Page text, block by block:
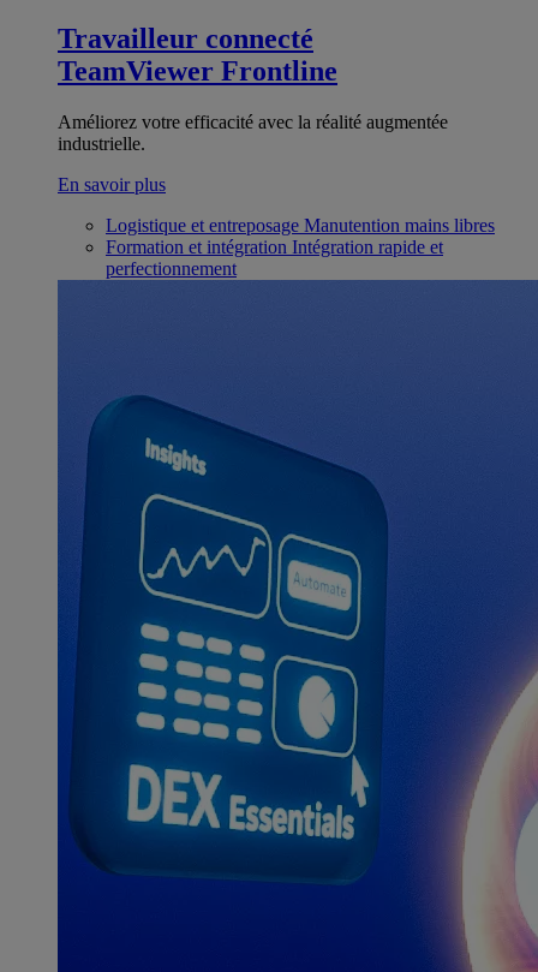
Travailleur connecté
TeamViewer Frontline
Améliorez votre efficacité avec la réalité augmentée
industrielle.
En savoir plus
Logistique et entreposage Manutention mains libres
Formation et intégration Intégration rapide et
perfectionnement